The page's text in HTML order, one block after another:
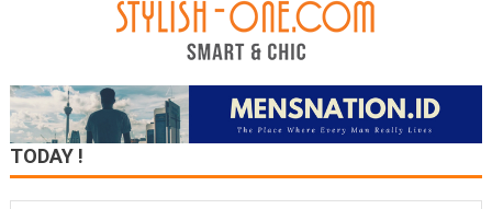
TODAY !